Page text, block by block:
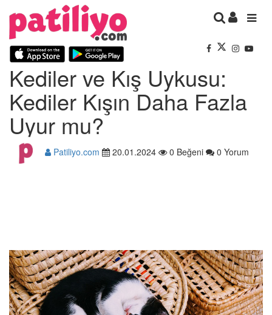
Kediler ve Kış Uykusu:
Kediler Kışın Daha Fazla
Uyur mu?
Patiliyo.com 20.01.2024 0 Beğeni 0 Yorum